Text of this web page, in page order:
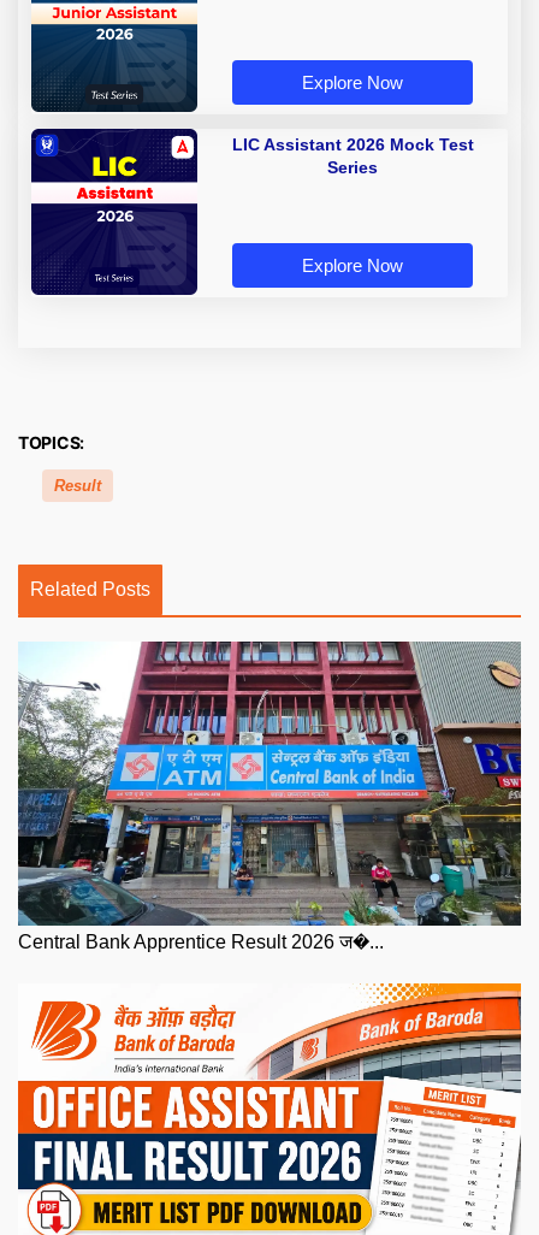
Explore Now
LIC Assistant 2026 Mock Test
Series
Explore Now
TOPICS:
Result
Related Posts
Central Bank Apprentice Result 2026 ज�...